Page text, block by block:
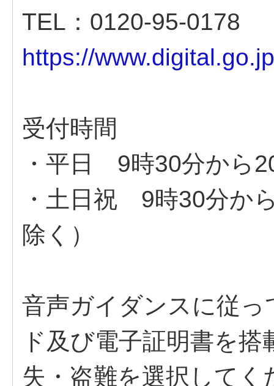
TEL：0120-95-0178
https://
受付時間
・平日 9時30分から
・土日祝 9時30分か
除く）
音声ガイダンスに従
ド及び電子証明書を
失・盗難を選択してく